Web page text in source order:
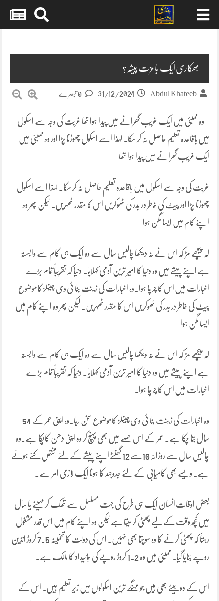
بھکاری ایک باعزت پیشہ?
Abdul Khateeb
31/12/2024
وہ ممبئی میں ایک غریب گھرانے میں پیدا ہوا تھا غربت کی وجہ سے اسکول
میں باقاعدہ تعلیم حاصل نہ کر سکا۔ لہذا اسے اسکول چھوڑنا پڑا اور وہ ممبئی میں
ایک غریب گھرانے میں پیدا ہوا تھا
غربت کی وجہ سے اسکول میں باقاعدہ تعلیم حاصل نہ کر سکا۔ لہذا اسے اسکول
چھوڑنا پڑا اور پیٹ کی خاطر در بدر کی ٹھوکریں اس کا مقدر ٹھہریں۔ لیکن پھر وہ
اپنے کام میں ایسا مگن ہوا
کہ پیچھے مڑ کہ اس نے نہ دیکھا چالیس سال سے وہ ایک ہی کام سے وابستہ
ہے اپنے پیشے میں وہ دنیا کا امیر ترین آدمی کہلایا۔ دنیا کہ تقریباً تمام بڑے
اخبارات میں اس کا چرچا ہوا۔وہ اخبارات کی زینت بنا ٹی وی چینلز کاموضوع
پیٹ کی خاطر در بدر کی ٹھوکریں اس کا مقدر ٹھہریں۔ لیکن پھر وہ اپنے کام میں
ایسا مگن ہوا
کہ پیچھے مڑ کہ اس نے نہ دیکھا چالیس سال سے وہ ایک ہی کام سے وابستہ
ہے اپنے پیشے میں وہ دنیا کا امیر ترین آدمی کہلایا۔ دنیا کہ تقریباً تمام بڑے
اخبارات میں اس کا چرچا ہوا۔
وہ اخبارات کی زینت بنا ٹی وی چینلز کاموضوع سخن رہا۔وہ اپنی عمر کے 54
سال بتا چکا ہے۔ عمر کے اس حصے میں بھی پہنچ کر وہ اپنی دھن کا پکا ہے۔وہ
چالیس سال سے روزانہ 10سے 12 گھنٹے اپنے پیشے کے لئے مختص کئے ہوئے
ہے۔ ویسے بھی کامیابی کے لئے جدوجہد کا ہونا ایک لازمی امر ہے۔
بعض اوقات انسان ایک ہی طرح کی جہت مسلسل سے تھک کر مہینے یا سال
میں کچھ وقت کے لیے چھٹی کر لیتا ہے لیکن وہ اپنے کام میں اس قدر مشغول
رہتا کہ چھٹی کرنے کا وہ سوچتا بھی نہیں۔ اس کی دولت کا تخمینہ 7.5 کروڑ انڈین
روپے بتایا گیا۔ ممبئی میں وہ 1.2 کروڑ روپے کی جائیداد کا مالک ہے۔
اس کے دو بیٹے بھی ہیں جو مہنگے ترین اسکولوں میں زیر تعلیم ہیں۔ اس کے